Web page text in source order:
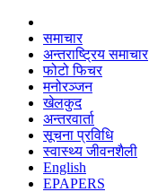
समाचार
अन्तराष्ट्रिय समाचार
फोटो फिचर
मनोरञ्जन
खेलकुद
अन्तरवार्ता
सूचना प्रविधि
स्वास्थ्य जीवनशैली
English
EPAPERS